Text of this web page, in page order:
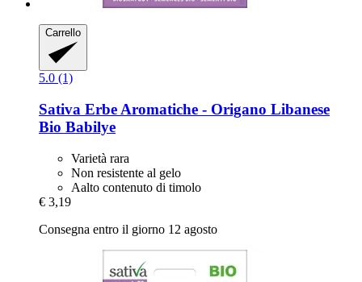
Carrello
5.0 (1)
Sativa Erbe Aromatiche -​ Origano Libanese
Bio Babilye
Varietà rara
Non resistente al gelo
Aalto contenuto di timolo
€ 3,19
Consegna entro il giorno 12 agosto